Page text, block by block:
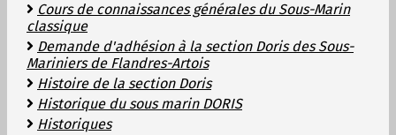
Cours de connaissances générales du Sous-Marin
classique
Demande d'adhésion à la section Doris des Sous-
Mariniers de Flandres-Artois
Histoire de la section Doris
Historique du sous marin DORIS
Historiques